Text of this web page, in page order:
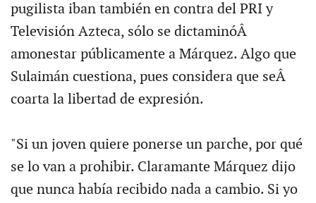
pugilista iban también en contra del PRI y
Televisión Azteca, sólo se dictaminóÂ
amonestar públicamente a Márquez. Algo que
Sulaimán cuestiona, pues considera que seÂ
coarta la libertad de expresión.
"Si un joven quiere ponerse un parche, por qué
se lo van a prohibir. Claramante Márquez dijo
que nunca había recibido nada a cambio. Si yo